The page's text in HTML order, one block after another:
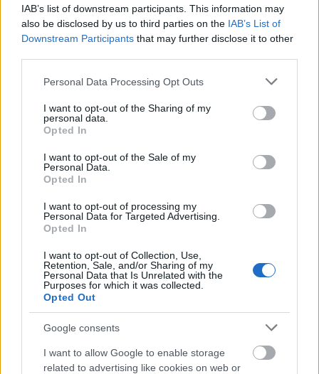
IAB’s list of downstream participants. This information may
also be disclosed by us to third parties on the IAB’s List of
Downstream Participants that may further disclose it to other
Please note that this website/app uses one or more Google
not limited to your visit or usage behaviour. You may click to
grant or deny consent to Google and its third-party tags to
use your data for below specified purposes in below Google
consent section.
Personal Data Processing Opt Outs
I want to opt-out of the Sharing of my
personal data.
Opted In
I want to opt-out of the Sale of my
Personal Data.
Opted In
I want to opt-out of processing my
Personal Data for Targeted Advertising.
Opted In
I want to opt-out of Collection, Use,
Retention, Sale, and/or Sharing of my
Personal Data that Is Unrelated with the
Purposes for which it was collected.
Opted Out
Google consents
I want to allow Google to enable storage
related to advertising like cookies on web or
FELIRATKOZÁS
Országos hírek
Kecskeméten is szakirányú továbbképzésekkel erősít a Gál
Ferenc Egyetem
Kiemelt fontosságú a Gál Ferenc Egyetem számára a jövőbe
mutató szakmai felkészültség átadása, a folyamatos szakmai
fejlődés támogatása.
Országos hírek
SZÚNYOGINVÁZIÓ ELKERÜLÉSÉBEN
TÚLFOGYASZTÁS NAPJA - JÚLIUS 30-RA
ÉVRE ELEGENDŐ ERŐFORRÁSAIT